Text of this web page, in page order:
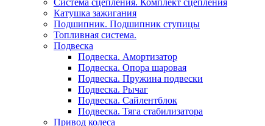
Система сцепления. Комплект сцепления
Катушка зажигания
Подшипник. Подшипник ступицы
Топливная система.
Подвеска
Подвеска. Амортизатор
Подвеска. Опора шаровая
Подвеска. Пружина подвески
Подвеска. Рычаг
Подвеска. Сайлентблок
Подвеска. Тяга стабилизатора
Привод колеса